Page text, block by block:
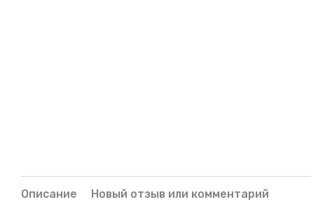
Описание Новый отзыв или комментарий